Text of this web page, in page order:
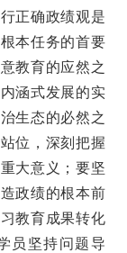
正确政绩观是
本任务的首要
教育的应然之
涵式发展的实
生态的必然之
位，深刻把握
大意义；要坚
政绩的根本前
教育成果转化
员坚持问题导